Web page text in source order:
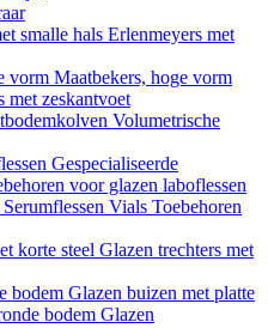
smalle hals Erlenmeyers met
vorm Maatbekers, hoge vorm
met zeskantvoet
Volumetrische
Gespecialiseerde
voor glazen laboflessen
Serumflessen Vials Toebehoren
korte steel Glazen trechters met
bodem Glazen buizen met platte
bodem Glazen